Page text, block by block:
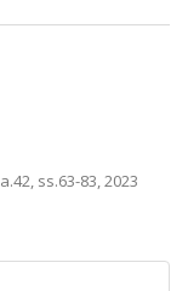
ss.63-83, 2023